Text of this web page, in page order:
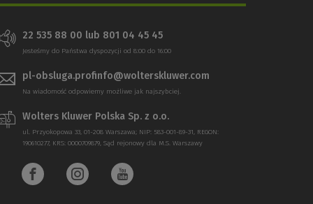
22 535 88 00 lub 801 04 45 45
Jesteśmy do Państwa dyspozycji od 8:00 do 16:00
pl-obsluga.profinfo@wolterskluwer.com
Na wiadomość odpowiemy możliwe jak najszybciej.
Wolters Kluwer Polska Sp. z o.o.
ul. Przyokopowa 33, 01-208 Warszawa; NIP: 583-001-89-31, REGON:
190610277, KRS: 0000709879, Sąd rejonowy dla M.S. Warszawy